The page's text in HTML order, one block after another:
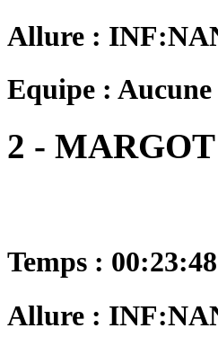
Allure :
Equipe : Aucune
2 -
Temps :
Allure :